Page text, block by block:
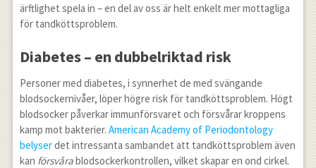
ärftlighet spela in – en del av oss är helt enkelt mer mottagliga
för tandköttsproblem.
Diabetes – en dubbelriktad risk
Personer med diabetes, i synnerhet de med svängande
blodsockernivåer, löper högre risk för tandköttsproblem. Högt
blodsocker påverkar immunförsvaret och försvårar kroppens
kamp mot bakterier. American Academy of Periodontology
belyserdet intressanta sambandet att tandköttsproblem även
kan försvårablodsockerkontrollen, vilket skapar en ond cirkel.